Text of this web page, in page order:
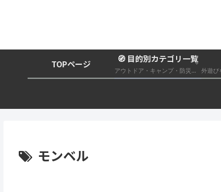
TOPページ 🧭 目的別カテゴリ一覧
アウトドア・キャンプ・防災グッズ総合まとめ
モンベル